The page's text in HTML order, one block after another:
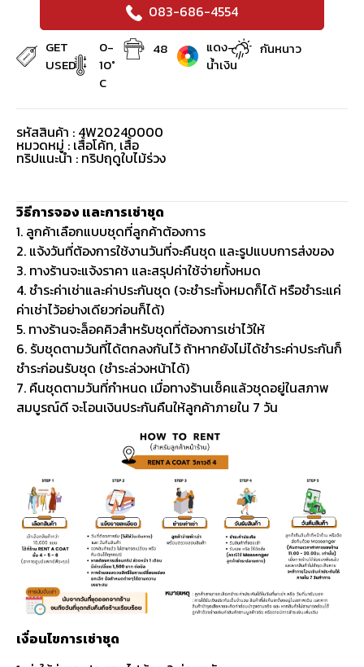
083-686-4554
GET
USED
0-
10°
C
48
แดง-
น้ำเงิน
กันหนาว
รหัสสินค้า : 4W20240000
หมวดหมู่ : เสื้อโค้ท, เสื้อ
ทริปแนะนำ : ทริปฤดูใบไม้ร่วง
วิธีการจอง และการเช่าชุด
1. ลูกค้าเลือกแบบชุดที่ลูกค้าต้องการ
2. แจ้งวันที่ต้องการใช้งานวันที่จะคืนชุด และรูปแบบการส่งของ
3. ทางร้านจะแจ้งราคา และสรุปค่าใช้จ่ายทั้งหมด
4. ชำระค่าเช่าและค่าประกันชุด (จะชำระทั้งหมดก็ได้ หรือชำระแค่
ค่าเช่าไว้อย่างเดียวก่อนก็ได้)
5. ทางร้านจะล็อคคิวสำหรับชุดที่ต้องการเช่าไว้ให้
6. รับชุดตามวันที่ได้ตกลงกันไว้ ถ้าหากยังไม่ได้ชำระค่าประกันก็
ชำระก่อนรับชุด (ชำระล่วงหน้าได้)
7. คืนชุดตามวันที่กำหนด เมื่อทางร้านเช็คแล้วชุดอยู่ในสภาพ
สมบูรณ์ดี จะโอนเงินประกันคืนให้ลูกค้าภายใน 7 วัน
เงื่อนไขการเช่าชุด